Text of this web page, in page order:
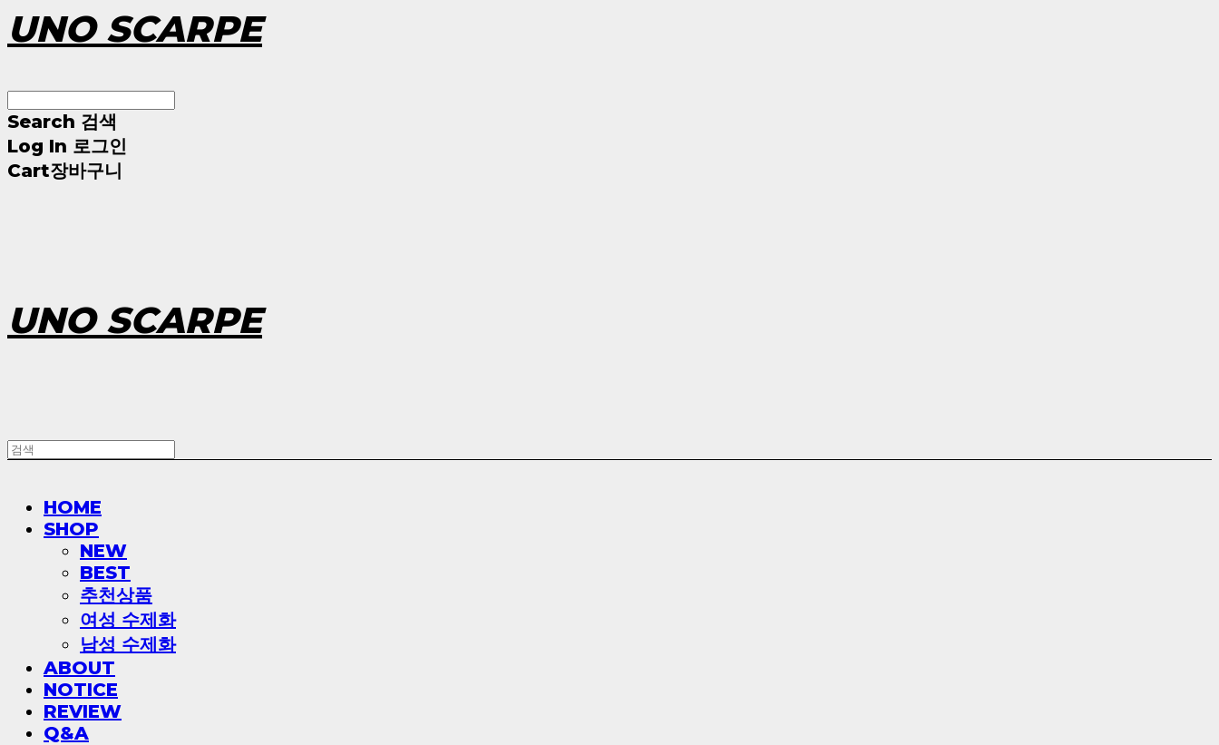
UNO SCARPE
Search 검색
Log In 로그인
Cart장바구니
UNO SCARPE
HOME
SHOP
NEW
BEST
추천상품
여성 수제화
남성 수제화
ABOUT
NOTICE
REVIEW
Q&A